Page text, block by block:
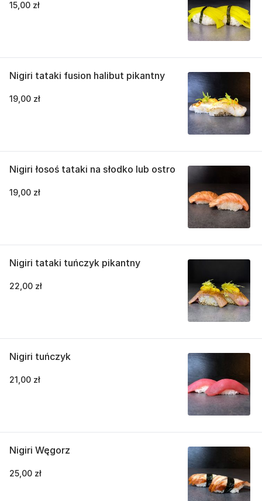
15,00 zł
Nigiri tataki fusion halibut pikantny
19,00 zł
Nigiri łosoś tataki na słodko lub ostro
19,00 zł
Nigiri tataki tuńczyk pikantny
22,00 zł
Nigiri tuńczyk
21,00 zł
Nigiri Węgorz
25,00 zł